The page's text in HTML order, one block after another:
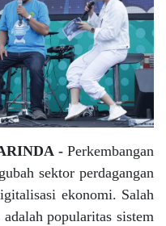
- Perkembangan
sektor perdagangan
ekonomi. Salah
popularitas sistem